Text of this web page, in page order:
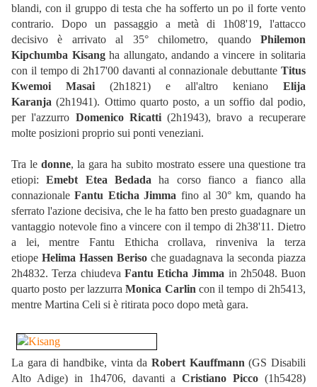
blandi, con il gruppo di testa che ha sofferto un po il forte vento
contrario. Dopo un passaggio a metà di 1h08'19, l'attacco
decisivo è arrivato al 35° chilometro, quando Philemon
Kipchumba Kisangha allungato, andando a vincere in solitaria
con il tempo di 2h17'00 davanti al connazionale debuttante Titus
Kwemoi Masai (2h1821) e all'altro keniano Elija
Karanja (2h1941). Ottimo quarto posto, a un soffio dal podio,
per l'azzurro Domenico Ricatti(2h1943), bravo a recuperare
molte posizioni proprio sui ponti veneziani.
Tra ledonne, la gara ha subito mostrato essere una questione tra
etiopi:Emebt Etea Bedadaha corso fianco a fianco alla
connazionaleFantu Eticha Jimma fino al 30° km, quando ha
sferrato l'azione decisiva, che le ha fatto ben presto guadagnare un
vantaggio notevole fino a vincere con il tempo di 2h38'11. Dietro
a lei, mentre Fantu Ethicha crollava, rinveniva la terza
etiope Helima Hassen Berisoche guadagnava la seconda piazza
2h4832. Terza chiudeva Fantu Eticha Jimma in 2h5048. Buon
quarto posto per lazzurraMonica Carlin con il tempo di 2h5413,
mentre Martina Celi si è ritirata poco dopo metà gara.
La gara di handbike, vinta da Robert Kauffmann (GS Disabili
Alto Adige) in 1h4706, davanti aCristiano Picco (1h5428)